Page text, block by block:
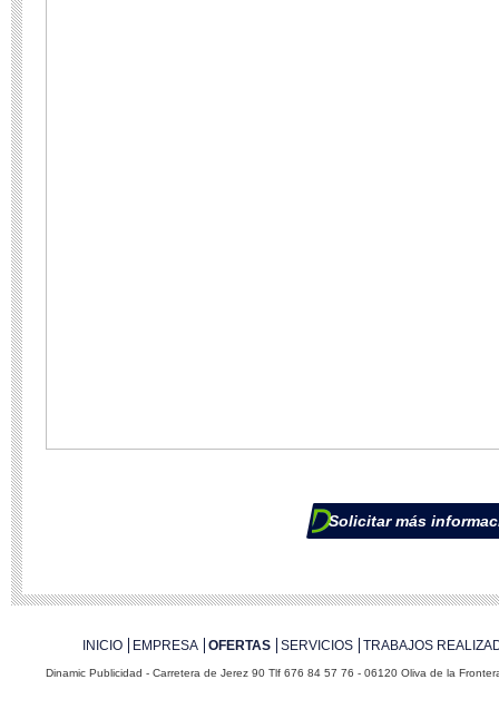
Solicitar más
INICIO EMPRESA OFERTAS SERVICIOS TRABAJOS
Dinamic Publicidad - Carretera de Jerez 90 Tlf 676 84 57 76 - 06120 Oliva de la